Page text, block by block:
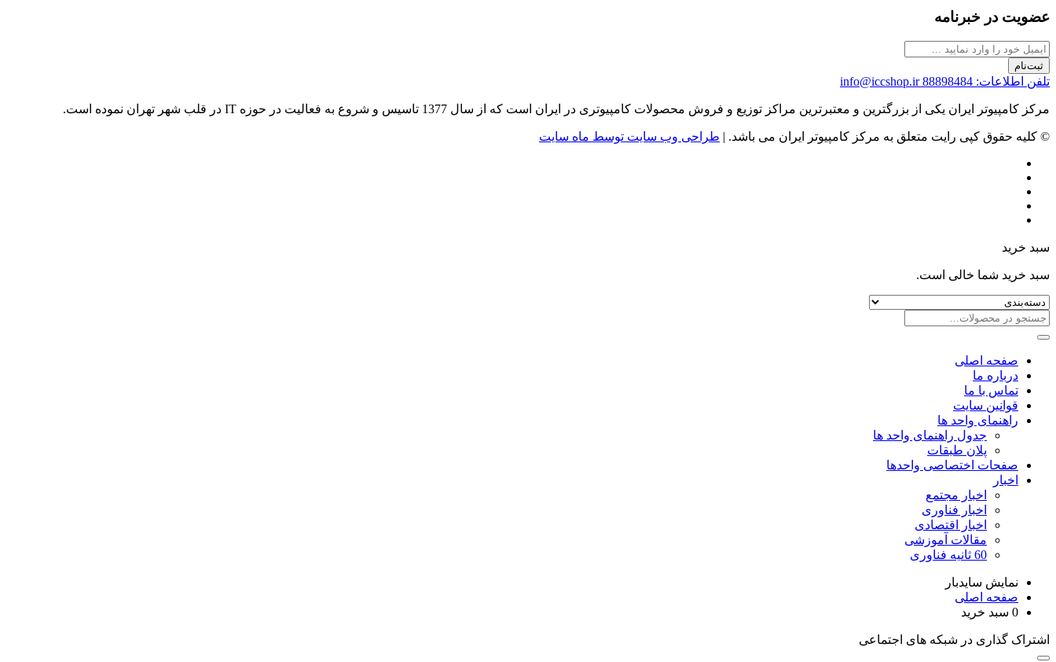
عضویت در خبرنامه
ثبت‌نام
تلفن اطلاعات: 88898484 info@iccshop.ir
مرکز کامپیوتر ایران یکی از بزرگترین و معتبرترین مراکز توزیع و فروش محصولات کامپیوتری در ایران است که از سال 1377 تاسیس و شروع به فعالیت در حوزه IT در قلب شهر تهران نموده است.
© کلیه حقوق کپی رایت متعلق به مرکز کامپیوتر ایران می باشد. | طراحی وب سایت توسط ماه سایت
سبد خرید
سبد خرید شما خالی است.
صفحه اصلی
درباره ما
تماس با ما
قوانین سایت
راهنمای واحد ها
جدول راهنمای واحد ها
پلان طبقات
صفحات اختصاصی واحدها
اخبار
اخبار مجتمع
اخبار فناوری
اخبار اقتصادی
مقالات آموزشی
60 ثانیه فناوری
نمایش سایدبار
صفحه اصلی
0 سبد خرید
اشتراک گذاری در شبکه های اجتماعی